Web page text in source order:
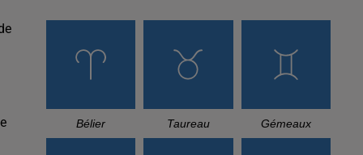
Couscous de saison : marché local et
cuisine du Maghreb